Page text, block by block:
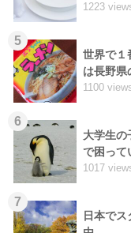
1223
5
世界で１
は長野県
1100
6
大学生の
で困って
1017
7
日本で